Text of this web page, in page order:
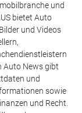
und
bietet Auto
und Videos
Auto News gibt
und
sowie
und Recht.